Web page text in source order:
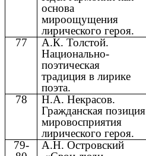
основа
мироощущения
лирического героя.
77
А.К. Толстой.
Национально-
поэтическая
традиция в лирике
поэта.
78
Н.А. Некрасов.
Гражданская позиция
мировосприятия
лирического героя.
79-
А.Н. Островский